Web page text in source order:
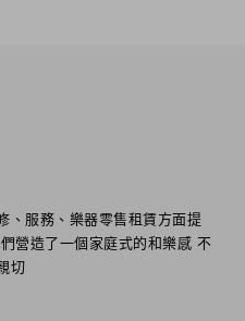
、服務、樂器零售租賃方面提
營造了一個家庭式的和樂感 不
切